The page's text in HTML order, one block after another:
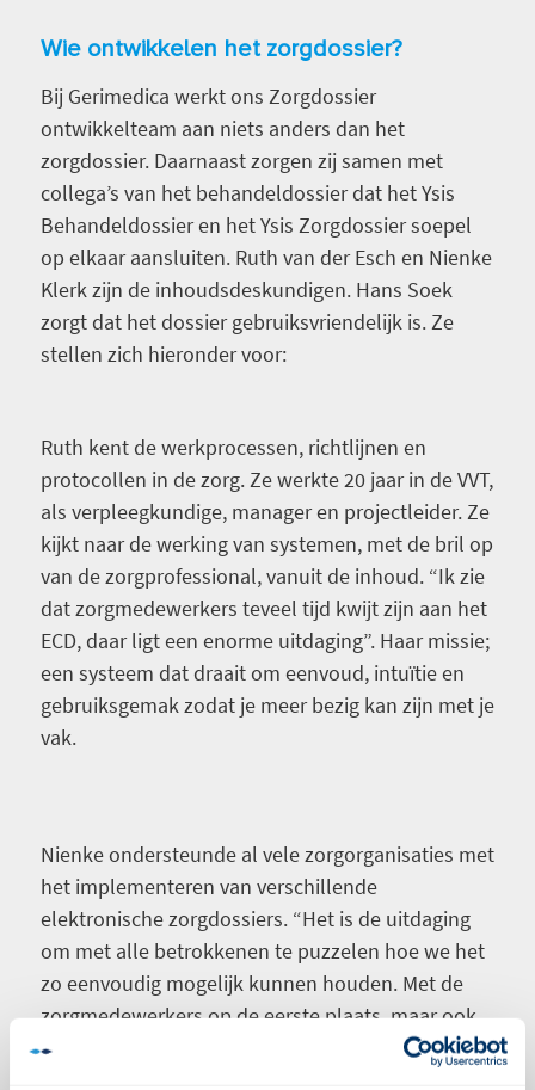
Wie ontwikkelen het zorgdossier?
Bij Gerimedica werkt ons Zorgdossier
ontwikkelteam aan niets anders dan het
zorgdossier. Daarnaast zorgen zij samen met
collega’s van het behandeldossier dat het Ysis
Behandeldossier en het Ysis Zorgdossier soepel
op elkaar aansluiten. Ruth van der Esch en Nienke
Klerk zijn de inhoudsdeskundigen. Hans Soek
zorgt dat het dossier gebruiksvriendelijk is. Ze
stellen zich hieronder voor:
Ruth kent de werkprocessen, richtlijnen en
protocollen in de zorg. Ze werkte 20 jaar in de VVT,
als verpleegkundige, manager en projectleider. Ze
kijkt naar de werking van systemen, met de bril op
van de zorgprofessional, vanuit de inhoud. “Ik zie
dat zorgmedewerkers teveel tijd kwijt zijn aan het
ECD, daar ligt een enorme uitdaging”. Haar missie;
een systeem dat draait om eenvoud, intuïtie en
gebruiksgemak zodat je meer bezig kan zijn met je
vak.
Nienke ondersteunde al vele zorgorganisaties met
het implementeren van verschillende
elektronische zorgdossiers. “Het is de uitdaging
om met alle betrokkenen te puzzelen hoe we het
zo eenvoudig mogelijk kunnen houden. Met de
zorgmedewerkers op de eerste plaats, maar ook
met de mensen van kantoor.”